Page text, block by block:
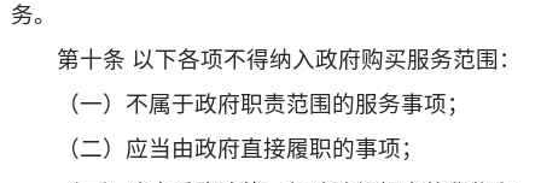
务。
第十条 以下各项不得纳入政府购买服务范围：
（一）不属于政府职责范围的服务事项；
（二）应当由政府直接履职的事项；